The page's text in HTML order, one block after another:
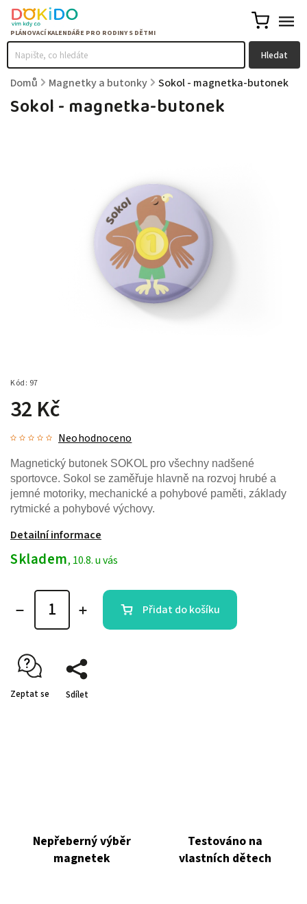
Hledat
Domů / Magnetky a butonky / Sokol - magnetka-butonek
Sokol - magnetka-butonek
Kód: 97
32 Kč
Neohodnoceno
Magnetický butonek SOKOL pro všechny nadšené
sportovce. Sokol se zaměřuje hlavně na rozvoj hrubé a
jemné motoriky, mechanické a pohybové paměti, základy
rytmické a pohybové výchovy.
Detailní informace
Skladem, 10.8. u vás
Přidat do košíku
Zeptat se Sdílet
Nepřeberný výběr
magnetek
Testováno na
vlastních dětech